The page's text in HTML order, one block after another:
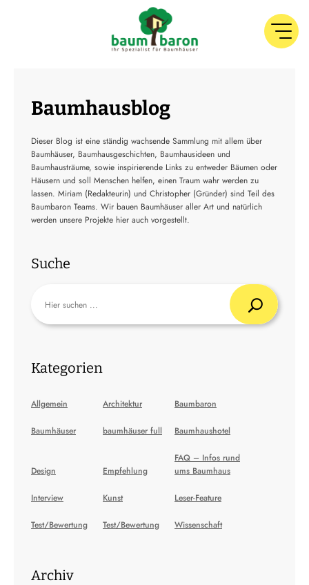
Baumhausblog
Dieser Blog ist eine ständig wachsende Sammlung mit allem über
Baumhäuser, Baumhausgeschichten, Baumhausideen und
Baumhausträume, sowie inspirierende Links zu entweder Bäumen oder
Häusern und soll Menschen helfen, einen Traum wahr werden zu
lassen. Miriam (Redakteurin) und Christopher (Gründer) sind Teil des
Baumbaron Teams. Wir bauen Baumhäuser aller Art und natürlich
werden unsere Projekte hier auch vorgestellt.
Suche
Kategorien
Allgemein Architektur Baumbaron
Baumhäuser baumhäuser full Baumhaushotel
Design Empfehlung
FAQ – Infos rund
ums Baumhaus
Interview Kunst Leser-Feature
Test/Bewertung Test/Bewertung Wissenschaft
Archiv